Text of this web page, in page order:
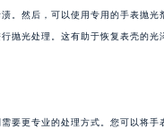
。然后，可以使用专用的手表抛光
抛光处理。这有助于恢复表壳的光
要更专业的处理方式。您可以将手